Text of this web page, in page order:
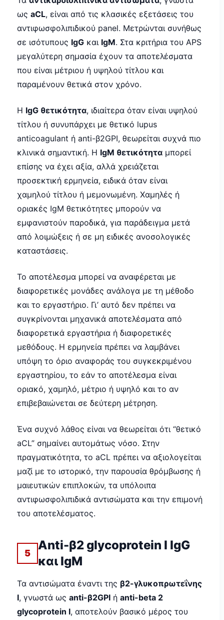
ως aCL, είναι από τις κλασικές εξετάσεις του
αντιφωσφολιπιδικού panel. Μετρώνται συνήθως
σε ισότυπους IgG και IgM. Στα κριτήρια του APS
μεγαλύτερη σημασία έχουν τα αποτελέσματα
που είναι μέτριου ή υψηλού τίτλου και
παραμένουν θετικά στον χρόνο.
Η IgG θετικότητα, ιδιαίτερα όταν είναι υψηλού
τίτλου ή συνυπάρχει με θετικό lupus
anticoagulant ή anti-β2GPI, θεωρείται συχνά πιο
κλινικά σημαντική. Η IgM θετικότητα μπορεί
επίσης να έχει αξία, αλλά χρειάζεται
προσεκτική ερμηνεία, ειδικά όταν είναι
χαμηλού τίτλου ή μεμονωμένη. Χαμηλές ή
οριακές IgM θετικότητες μπορούν να
εμφανιστούν παροδικά, για παράδειγμα μετά
από λοιμώξεις ή σε μη ειδικές ανοσολογικές
καταστάσεις.
Το αποτέλεσμα μπορεί να αναφέρεται με
διαφορετικές μονάδες ανάλογα με τη μέθοδο
και το εργαστήριο. Γι’ αυτό δεν πρέπει να
συγκρίνονται μηχανικά αποτελέσματα από
διαφορετικά εργαστήρια ή διαφορετικές
μεθόδους. Η ερμηνεία πρέπει να λαμβάνει
υπόψη το όριο αναφοράς του συγκεκριμένου
εργαστηρίου, το εάν το αποτέλεσμα είναι
οριακό, χαμηλό, μέτριο ή υψηλό και το αν
επιβεβαιώνεται σε δεύτερη μέτρηση.
Ένα συχνό λάθος είναι να θεωρείται ότι “θετικό
aCL” σημαίνει αυτομάτως νόσο. Στην
πραγματικότητα, το aCL πρέπει να αξιολογείται
μαζί με το ιστορικό, την παρουσία θρόμβωσης ή
μαιευτικών επιπλοκών, τα υπόλοιπα
αντιφωσφολιπιδικά αντισώματα και την επιμονή
του αποτελέσματος.
5
Anti-β2 glycoprotein I IgG
και IgM
Τα αντισώματα έναντι της β2-γλυκοπρωτεΐνης
Ι, γνωστά ως anti-β2GPI ή anti-beta 2
glycoprotein I, αποτελούν βασικό μέρος του